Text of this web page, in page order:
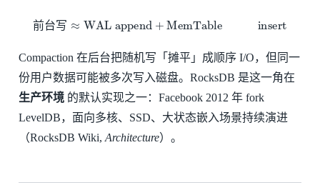
前 台 写
前台写 ≈ WAL append+MemTableinsert
Compaction 在后台把随机写「摊平」成顺序 I/O，但同一
份用户数据可能被多次写入磁盘。RocksDB 是这一角在
生产环境的默认实现之一：Facebook 2012 年 fork
LevelDB，面向多核、SSD、大状态嵌入场景持续演进
（RocksDB Wiki, Architecture）。